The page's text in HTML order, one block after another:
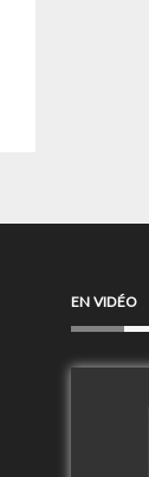
EN VIDÉO